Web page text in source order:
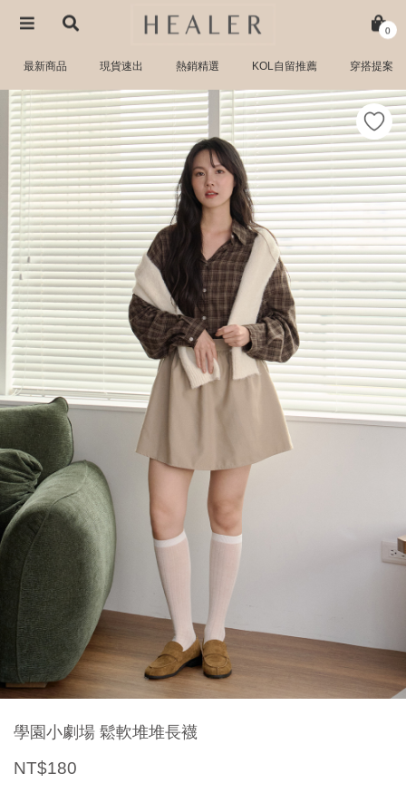
0
最新商品 現貨速出 熱銷精選 KOL自留推薦 穿搭提案
學園小劇場 鬆軟堆堆長襪
NT$180